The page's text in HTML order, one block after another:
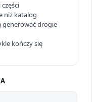
niż katalog
generować drogie
kończy się